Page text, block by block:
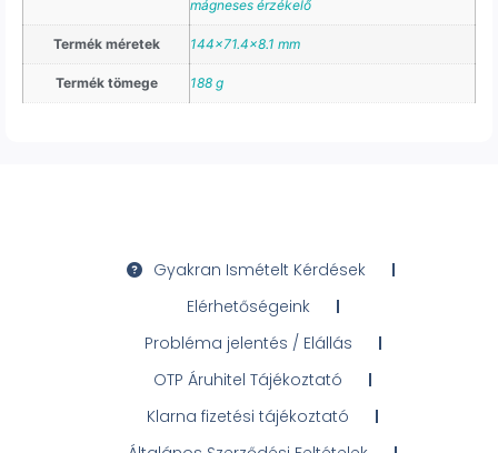
mágneses érzékelő
Termék méretek 144×71.4×8.1 mm
Termék tömege 188 g
Gyakran Ismételt Kérdések
Elérhetőségeink
Probléma jelentés / Elállás
OTP Áruhitel Tájékoztató
Klarna fizetési tájékoztató